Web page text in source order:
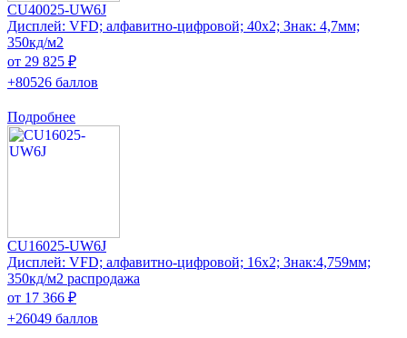
CU40025-UW6J
Дисплей: VFD; алфавитно-цифровой; 40x2; Знак: 4,7мм;
350кд/м2
от 29 825 ₽
+80526 баллов
Подробнее
CU16025-UW6J
Дисплей: VFD; алфавитно-цифровой; 16x2; Знак:4,759мм;
350кд/м2 распродажа
от 17 366 ₽
+26049 баллов